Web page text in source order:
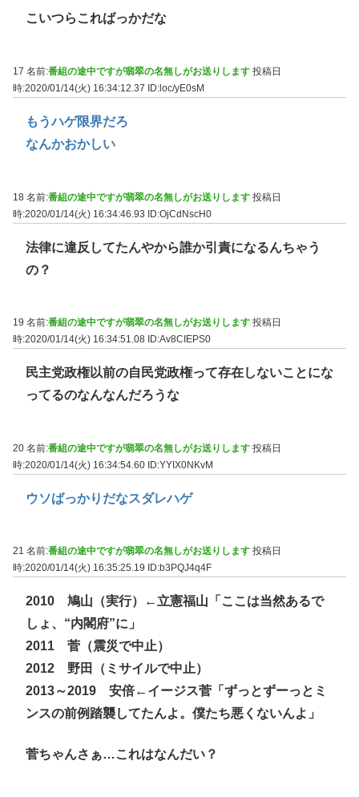
こいつらこればっかだな
17 名前:番組の途中ですが翡翠の名無しがお送りします 投稿日
時:2020/01/14(火) 16:34:12.37
ID:loc/yE0sM
もうハゲ限界だろ
なんかおかしい
18 名前:番組の途中ですが翡翠の名無しがお送りします 投稿日
時:2020/01/14(火) 16:34:46.93 ID:OjCdNscH0
法律に違反してたんやから誰か引責になるんちゃう
の？
19 名前:番組の途中ですが翡翠の名無しがお送りします 投稿日
時:2020/01/14(火) 16:34:51.08 ID:Av8CIEPS0
民主党政権以前の自民党政権って存在しないことにな
ってるのなんなんだろうな
20 名前:番組の途中ですが翡翠の名無しがお送りします 投稿日
時:2020/01/14(火) 16:34:54.60 ID:YYIX0NKvM
ウソばっかりだなスダレハゲ
21 名前:番組の途中ですが翡翠の名無しがお送りします 投稿日
時:2020/01/14(火) 16:35:25.19
ID:b3PQJ4q4F
2010 鳩山（実行）←立憲福山「ここは当然あるで
しょ、“内閣府”に」
2011 菅（震災で中止）
2012 野田（ミサイルで中止）
2013～2019 安倍←イージス菅「ずっとずーっとミ
ンスの前例踏襲してたんよ。僕たち悪くないんよ」
菅ちゃんさぁ…これはなんだい？